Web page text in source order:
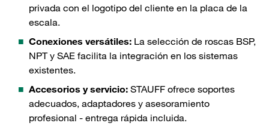
privada con el logotipo del cliente en la placa de la
escala.
Conexiones versátiles: La selección de roscas BSP,
NPT y SAE facilita la integración en los sistemas
existentes.
Accesorios y servicio: STAUFF ofrece soportes
adecuados, adaptadores y asesoramiento
profesional - entrega rápida incluida.